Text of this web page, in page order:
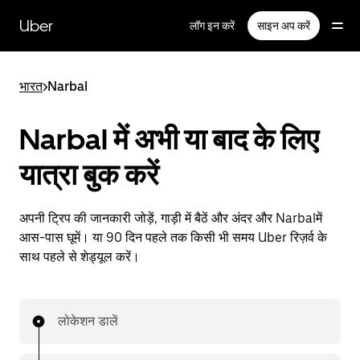
सामग्री
पर
Uber लॉग इन करें साइन अप करें
भारत>Narbal
Narbal में अभी या बाद के लिए
यात्रा बुक करें
अपनी ट्रिप की जानकारी जोड़ें, गाड़ी में बैठें और अंदर और Narbalमें
आस-पास घूमें। या 90 दिन पहले तक किसी भी समय Uber रिज़र्व के
साथ पहले से शेड्यूल करें।
लोकेशन डालें